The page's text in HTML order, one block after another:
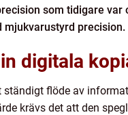
som tidigare
mjukvarustyrd precision.
digitala
ständigt flöde av
krävs det att den